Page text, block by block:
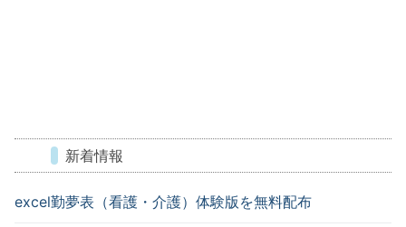
新着情報
excel勤夢表（看護・介護）体験版を無料配布